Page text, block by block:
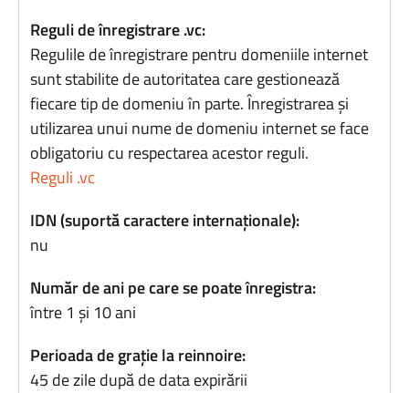
Reguli de înregistrare .vc:
Regulile de înregistrare pentru domeniile internet
sunt stabilite de autoritatea care gestionează
fiecare tip de domeniu în parte. Înregistrarea și
utilizarea unui nume de domeniu internet se face
obligatoriu cu respectarea acestor reguli.
Reguli .vc
IDN (suportă caractere internaționale):
nu
Număr de ani pe care se poate înregistra:
între 1 și 10 ani
Perioada de grație la reinnoire:
45 de zile după de data expirării